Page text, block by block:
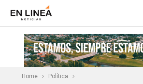
Home Política